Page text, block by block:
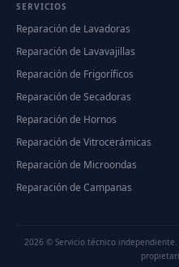
SERVICIOS
Reparación de Lavadoras
Reparación de Lavavajillas
Reparación de Frigoríficos
Reparación de Secadoras
Reparación de Hornos
Reparación de Vitrocerámicas
Reparación de Microondas
Reparación de Campanas
2026 © Servicio técnico